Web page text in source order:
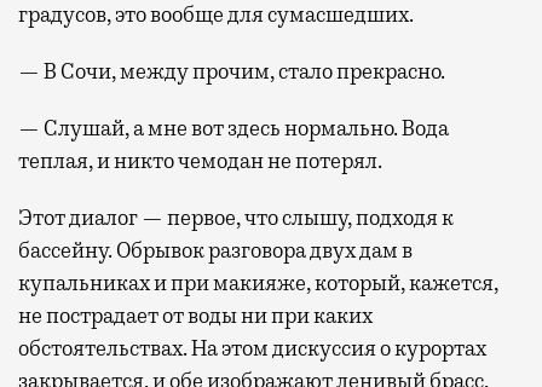
градусов, это вообще для сумасшедших.
— В Сочи, между прочим, стало прекрасно.
— Слушай, а мне вот здесь нормально. Вода
теплая, и никто чемодан не потерял.
Этот диалог — первое, что слышу, подходя к
бассейну. Обрывок разговора двух дам в
купальниках и при макияже, который, кажется,
не пострадает от воды ни при каких
обстоятельствах. На этом дискуссия о курортах
закрывается, и обе изображают ленивый брасс,